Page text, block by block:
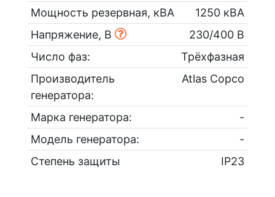
Мощность резервная, кВА
1250 кВА
Напряжение, В
230/400 В
Число фаз:
Трёхфазная
Производитель
генератора:
Atlas Copco
Марка генератора:
-
Модель генератора:
-
Степень защиты
IP23